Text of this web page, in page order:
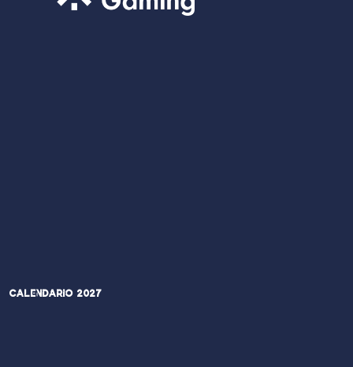
Calendario 2027